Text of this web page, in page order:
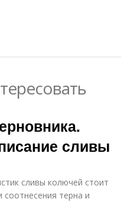
сливы
сливы колючей стоит
терна и